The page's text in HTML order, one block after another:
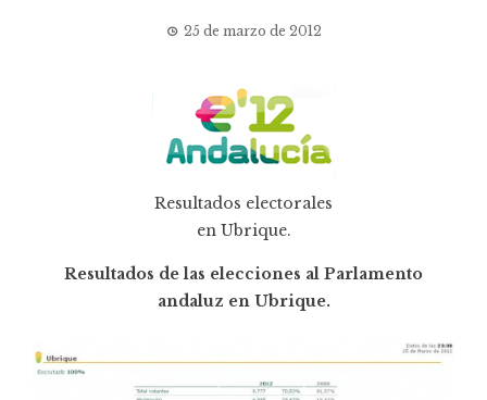
25 de marzo de 2012
Resultados electorales
en Ubrique.
Resultados de las elecciones al Parlamento
andaluz en Ubrique.